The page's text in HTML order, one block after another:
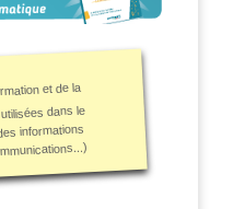
et de la
dans le
informations